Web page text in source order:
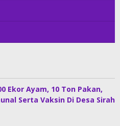
Ekor Ayam, 10 Ton Pakan,
Serta Vaksin Di Desa Sirah